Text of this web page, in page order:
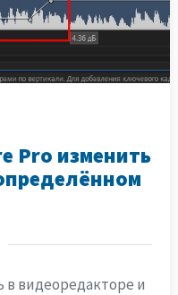
Pro изменить
в видеоредакторе и